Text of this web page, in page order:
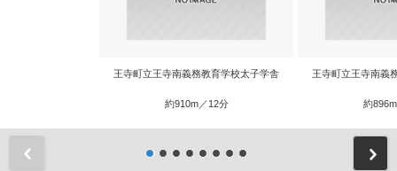
王寺町立王寺南義務教育学校太子学舎
約910m／12分
王寺町立王寺南義
約